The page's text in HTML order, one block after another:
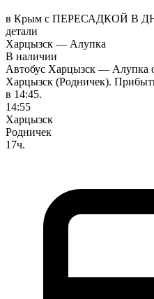
в Крым с ПЕРЕСАДКОЙ В
детали
Харцызск — Алупка
В наличии
Автобус Харцызск — Алупка
Харцызск (Родничек).
в 14:45.
14:55
Харцызск
Родничек
17ч.